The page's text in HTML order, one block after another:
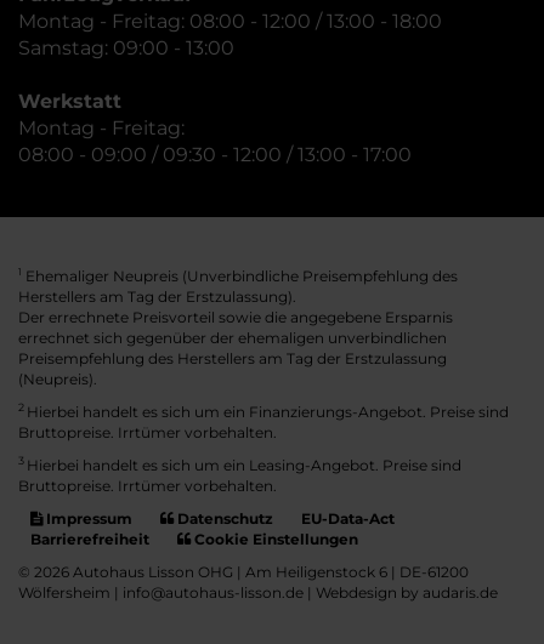
Montag - Freitag: 08:00 - 12:00 / 13:00 - 18:00
Samstag: 09:00 - 13:00
Werkstatt
Montag - Freitag:
08:00 - 09:00 / 09:30 - 12:00 / 13:00 - 17:00
1
Ehemaliger Neupreis (Unverbindliche Preisempfehlung des
Herstellers am Tag der Erstzulassung).
Der errechnete Preisvorteil sowie die angegebene Ersparnis
errechnet sich gegenüber der ehemaligen unverbindlichen
Preisempfehlung des Herstellers am Tag der Erstzulassung
(Neupreis).
2 Hierbei handelt es sich um ein Finanzierungs-Angebot. Preise sind
Bruttopreise. Irrtümer vorbehalten.
3 Hierbei handelt es sich um ein Leasing-Angebot. Preise sind
Bruttopreise. Irrtümer vorbehalten.
Impressum
Datenschutz
EU-Data-Act
Barrierefreiheit
Cookie Einstellungen
© 2026 Autohaus Lisson OHG | Am Heiligenstock 6 | DE-61200
Wölfersheim | info@autohaus-lisson.de | Webdesign by audaris.de